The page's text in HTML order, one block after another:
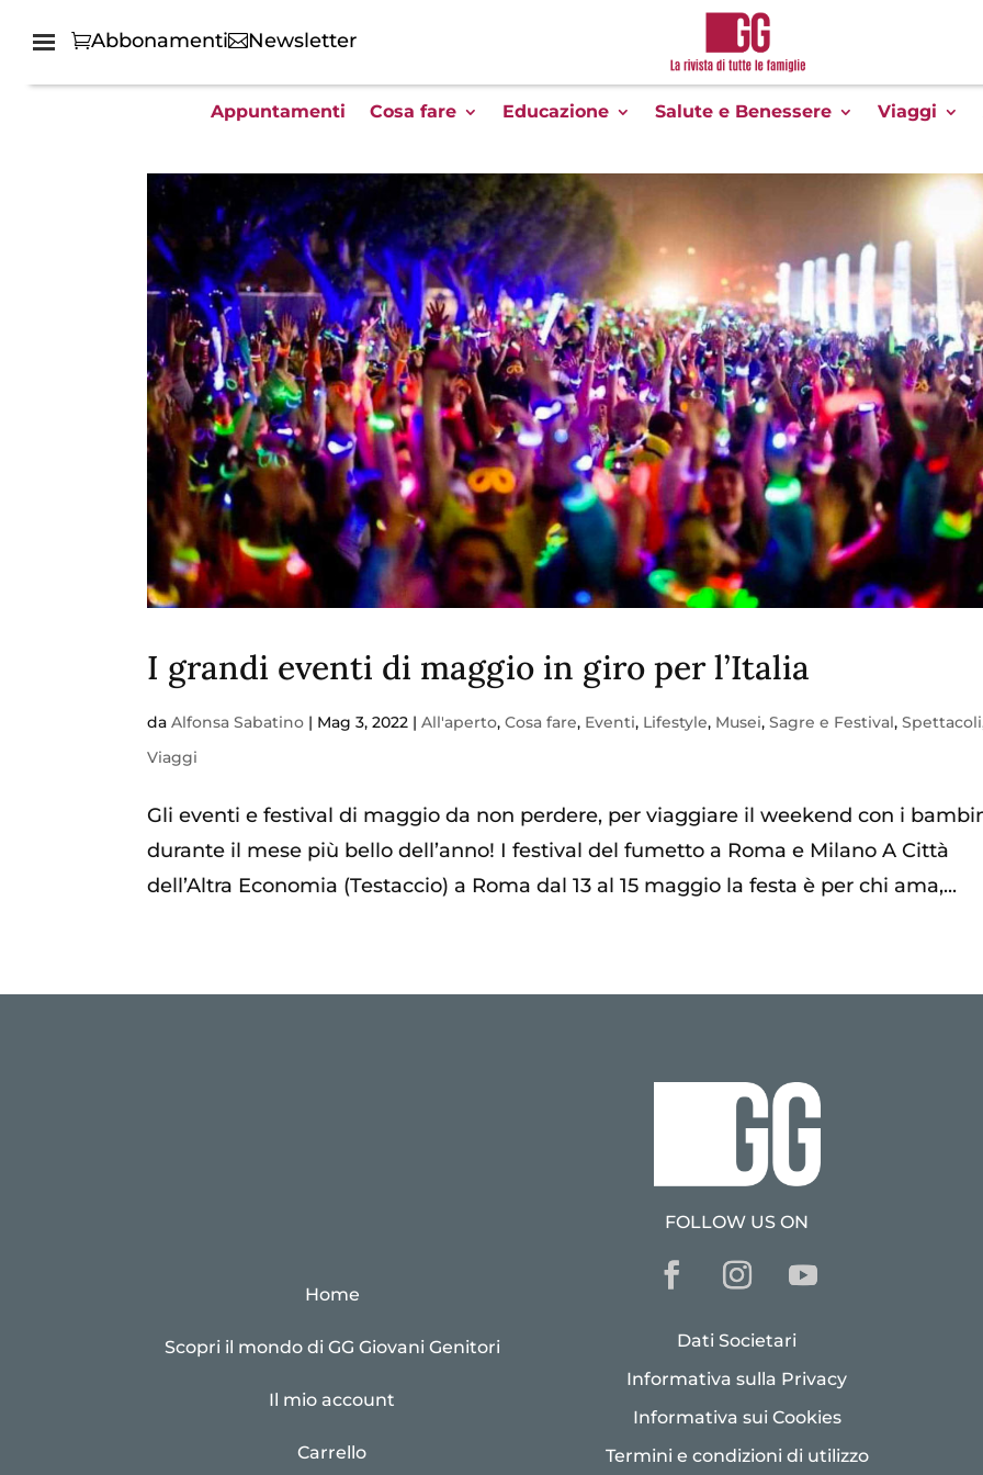
Abbonamenti Newsletter
Appuntamenti Cosa fare Educazione Salute e Benessere Viaggi
I grandi eventi di maggio in giro per l’Italia
daAlfonsa Sabatino | Mag 3, 2022 |All'aperto,Cosa fare, Eventi, Lifestyle, Musei,Sagre e Festival,Spettacoli
Viaggi
Gli eventi e festival di maggio da non perdere, per viaggiare il weekend con i
durante il mese più bello dell’anno! I festival del fumetto a Roma e Milano A Città
dell’Altra Economia (Testaccio) a Roma dal 13 al 15 maggio la festa è per chi ama,...
Home
Scopri il mondo di GG Giovani Genitori
Il mio account
Carrello
FOLLOW US ON
Dati Societari
Informativa sulla Privacy
Informativa sui Cookies
Termini e condizioni di utilizzo